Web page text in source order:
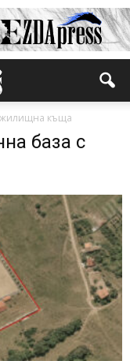
жилищна къща
база с